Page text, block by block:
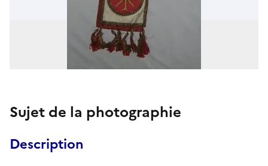
Sujet de la photographie
Description